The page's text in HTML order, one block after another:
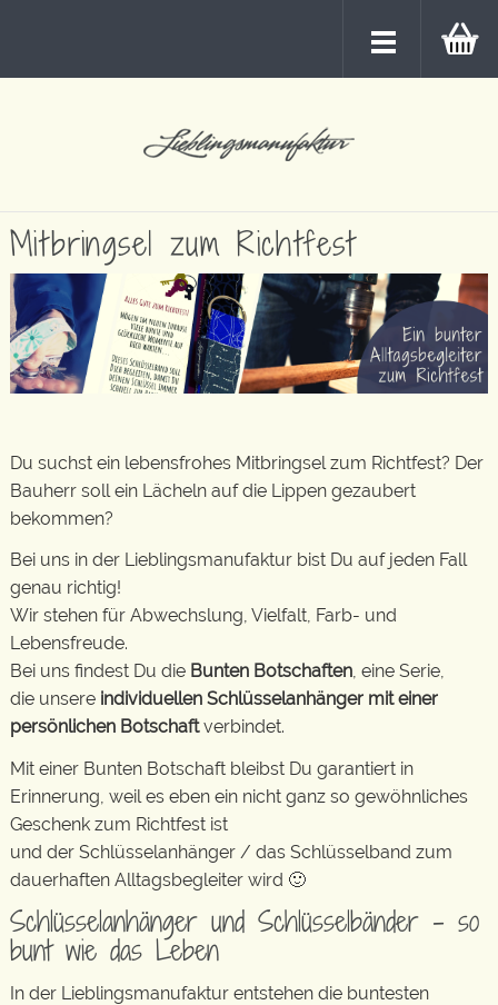
Mitbringsel zum Richtfest
Du suchst ein lebensfrohes Mitbringsel zum Richtfest? Der
Bauherr soll ein Lächeln auf die Lippen gezaubert
bekommen?
Bei uns in der Lieblingsmanufaktur bist Du auf jeden Fall
genau richtig!
Wir stehen für Abwechslung, Vielfalt, Farb- und
Lebensfreude.
Bei uns findest Du die Bunten Botschaften, eine Serie,
die unsere individuellen Schlüsselanhänger mit einer
persönlichen Botschaftverbindet.
Mit einer Bunten Botschaft bleibst Du garantiert in
Erinnerung, weil es eben ein nicht ganz so gewöhnliches
Geschenk zum Richtfest ist
und der Schlüsselanhänger / das Schlüsselband zum
dauerhaften Alltagsbegleiter wird 🙂
Schlüsselanhänger und Schlüsselbänder – so
bunt wie das Leben
In der Lieblingsmanufaktur entstehen die buntesten